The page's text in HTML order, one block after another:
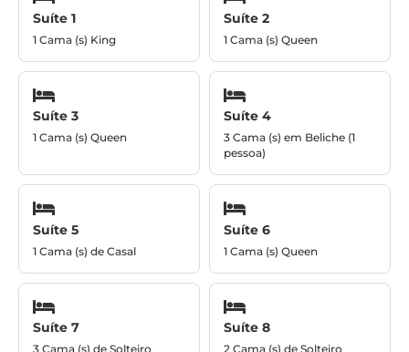
Suíte 1
1 Cama (s) King
Suíte 2
1 Cama (s) Queen
Suíte 3
1 Cama (s) Queen
Suíte 4
3 Cama (s) em Beliche (1
pessoa)
Suíte 5
1 Cama (s) de Casal
Suíte 6
1 Cama (s) Queen
Suíte 7
3 Cama (s) de Solteiro
Suíte 8
2 Cama (s) de Solteiro